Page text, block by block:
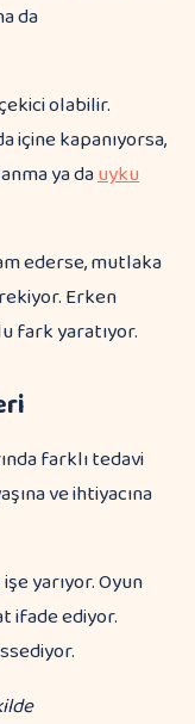
da
olabilir.
içine kapanıyorsa,
ya dauyku
ederse, mutlaka
Erken
fark yaratıyor.
farklı tedavi
ve ihtiyacına
yarıyor. Oyun
ifade ediyor.